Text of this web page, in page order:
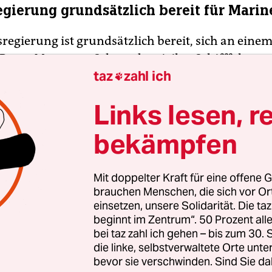
grundsätzlich bereit für
ist grundsätzlich bereit, sich an
Meer zum Schutz der zivilen Schifffahrt
werde eine Mission der Europäischen Union
des Auswärtigen Amts in Berlin und fügt
wären dazu bereit.“ Grundsätzlich
„die völkerrechtlich und
(rtr)
taz zahl ich
Links lesen,
bekämpfen
Mit doppelter Kraft für eine offene
brauchen Menschen, die sich vor
einsetzen, unsere Solidarität. Die
beginnt im Zentrum“. 50 Prozent
bei taz zahl ich gehen – bis zum
die linke, selbstverwaltete Orte
bevor sie verschwinden. Sind Sie